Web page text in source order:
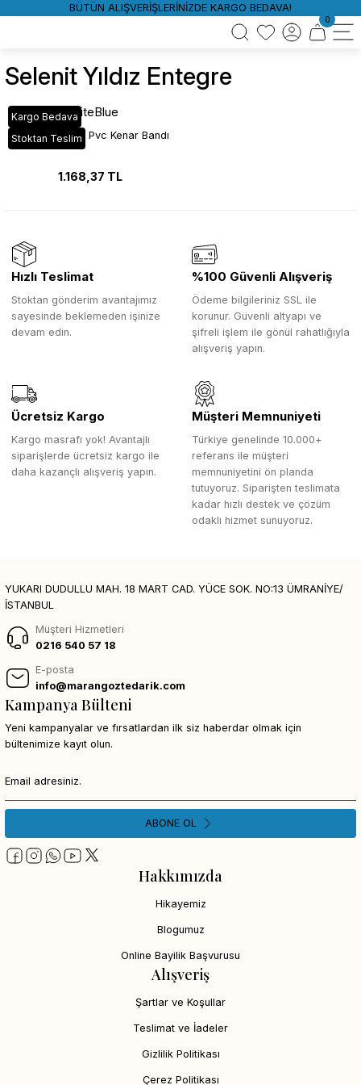
BÜTÜN ALIŞVERİŞLERİNİZDE KARGO BEDAVA!
0
Selenit Yıldız Entegre
Kargo Bedava
Stoktan Teslim
WhiteBlue
VT_823 Selenit Pvc Kenar Bandı
1.168,37 TL
Hızlı Teslimat
Stoktan gönderim avantajımız
sayesinde beklemeden işinize
devam edin.
%100 Güvenli Alışveriş
Ödeme bilgileriniz SSL ile
korunur. Güvenli altyapı ve
şifreli işlem ile gönül rahatlığıyla
alışveriş yapın.
Ücretsiz Kargo
Kargo masrafı yok! Avantajlı
siparişlerde ücretsiz kargo ile
daha kazançlı alışveriş yapın.
Müşteri Memnuniyeti
Türkiye genelinde 10.000+
referans ile müşteri
memnuniyetini ön planda
tutuyoruz. Siparişten teslimata
kadar hızlı destek ve çözüm
odaklı hizmet sunuyoruz.
YUKARI DUDULLU MAH. 18 MART CAD. YÜCE SOK. NO:13 ÜMRANİYE/
İSTANBUL
Müşteri Hizmetleri
0216 540 57 18
E-posta
info@marangoztedarik.com
Hakkımızda
Hikayemiz
Blogumuz
Online Bayilik Başvurusu
Alışveriş
Şartlar ve Koşullar
Teslimat ve İadeler
Gizlilik Politikası
Çerez Politikası
Kampanya Bülteni
Yeni kampanyalar ve fırsatlardan ilk siz haberdar olmak için
bültenimize kayıt olun.
ABONE OL